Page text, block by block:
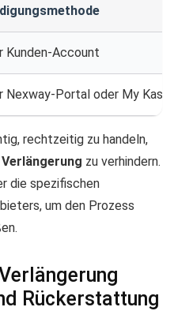
Kunden-Account
Nexway-Portal oder My
rechtzeitig zu handeln,
zu verhindern.
die spezifischen
um den Prozess
Rückerstattung